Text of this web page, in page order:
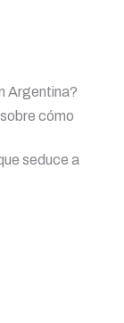
Argentina?
cómo
seduce a